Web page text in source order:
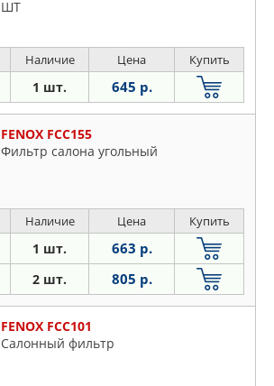
ШТ
Наличие Цена Купить
1 шт. 645 р.
FENOX FCC155
Фильтр салона угольный
Наличие Цена Купить
1 шт. 663 р.
2 шт. 805 р.
FENOX FCC101
Салонный фильтр